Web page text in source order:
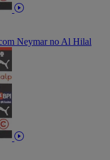
Neymar no Al Hilal